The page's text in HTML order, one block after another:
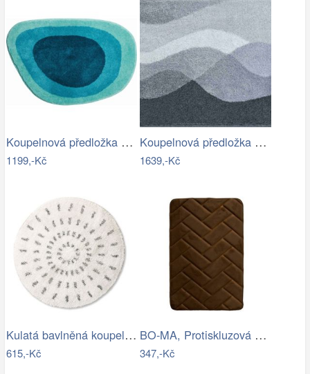
Koupelnová předložka LAKE
1199,-Kč
Koupelnová předložka HILLS
1639,-Kč
Kulatá bavlněná koupelnová předložka…
615,-Kč
BO-MA, Protiskluzová koupelnová…
347,-Kč